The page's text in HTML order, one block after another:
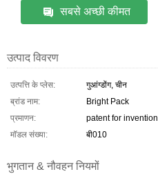
सबसे अच्छी कीमत
उत्पाद विवरण
उत्पत्ति के प्लेस:
गुआंग्डोंग, चीन
ब्रांड नाम:
Bright Pack
प्रमाणन:
patent for
मॉडल संख्या:
बी010
भुगतान & नौवहन नियमों